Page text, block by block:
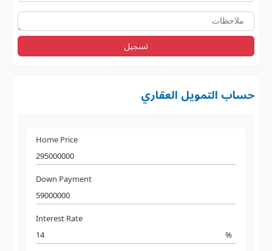
تسجيل
حساب التمويل العقاري
Home Price
Down Payment
Interest Rate
%